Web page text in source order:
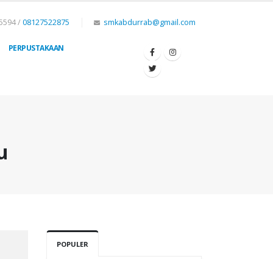
/08127522875 smkabdurrab@gmail.com
PERPUSTAKAAN
POPULER